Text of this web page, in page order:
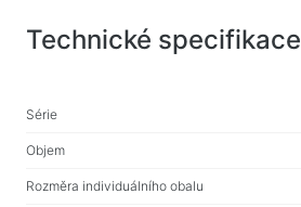
Ochrana napájení elektřinou
Napájecí prodlužovací kabely
Napájecí proužky
Síťové filtry
Rozbočovač zástrčky
Technické specifikace
Série
Objem
Rozměra individuálního obalu